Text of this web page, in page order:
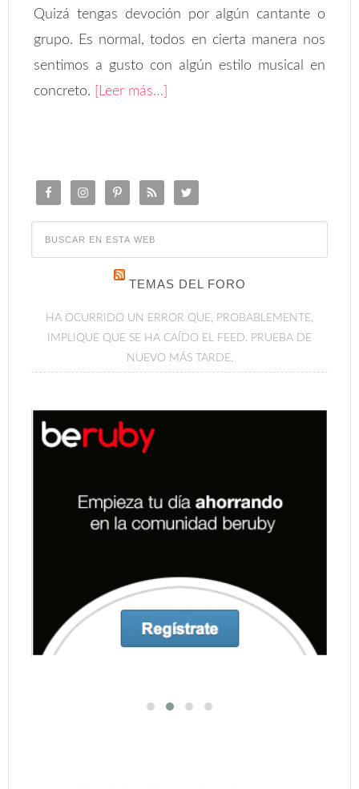
Quizá tengas devoción por algún cantante o
grupo. Es normal, todos en cierta manera nos
sentimos a gusto con algún estilo musical en
concreto.
[Leer más…]
TEMAS DEL FORO
HA OCURRIDO UN ERROR QUE, PROBABLEMENTE,
IMPLIQUE QUE SE HA CAÍDO EL FEED. PRUEBA DE
NUEVO MÁS TARDE.